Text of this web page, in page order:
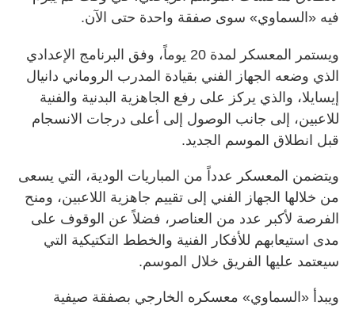
فيه «السماوي» سوى صفقة واحدة حتى الآن.
ويستمر المعسكر لمدة 20 يوماً، وفق البرنامج الإعدادي
الذي وضعه الجهاز الفني بقيادة المدرب الروماني دانيال
إيسايلا، والذي يركز على رفع الجاهزية البدنية والفنية
للاعبين، إلى جانب الوصول إلى أعلى درجات الانسجام
قبل انطلاق الموسم الجديد.
ويتضمن المعسكر عدداً من المباريات الودية، التي يسعى
من خلالها الجهاز الفني إلى تقييم جاهزية اللاعبين، ومنح
الفرصة لأكبر عدد من العناصر، فضلاً عن الوقوف على
مدى استيعابهم للأفكار الفنية والخطط التكتيكية التي
سيعتمد عليها الفريق خلال الموسم.
ويبدأ «السماوي» معسكره الخارجي بصفقة صيفية